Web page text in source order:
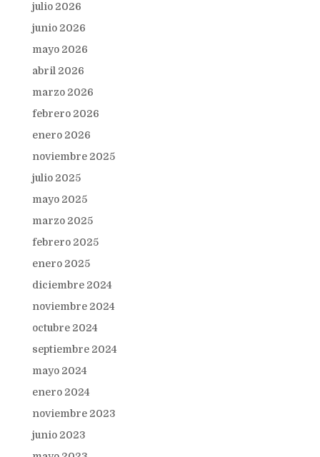
julio 2026
junio 2026
mayo 2026
abril 2026
marzo 2026
febrero 2026
enero 2026
noviembre 2025
julio 2025
mayo 2025
marzo 2025
febrero 2025
enero 2025
diciembre 2024
noviembre 2024
octubre 2024
septiembre 2024
mayo 2024
enero 2024
noviembre 2023
junio 2023